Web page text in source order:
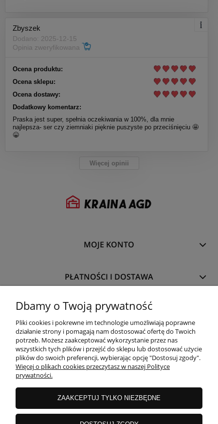
Zbyszek
Dodano: 2025-12-15
Opinia zweryfikowana
Ocena produktu:
Ocena sklepu:
Ocena dostawy:
Dodatkowy komentarz:
Praska jest super, spełnia oczekiwania w 100%, dla mnie
najlepsza- ser czy ziemniaki pięknie puszyste po przeciśnięciu 🤩
😀
Więcej opinii
MOJE KONTO
PŁATNOŚCI I DOSTAWA
INFORMACJE
O NAS
Dbamy o Twoją prywatność
Pliki cookies i pokrewne im technologie umożliwiają poprawne
działanie strony i pomagają nam dostosować ofertę do Twoich
potrzeb. Możesz zaakceptować wykorzystanie przez nas
wszystkich tych plików i przejść do sklepu lub dostosować użycie
plików do swoich preferencji, wybierając opcję "Dostosuj zgody".
Więcej o plikach cookies przeczytasz w naszej Polityce
prywatności.
ZAAKCEPTUJ TYLKO NIEZBĘDNE